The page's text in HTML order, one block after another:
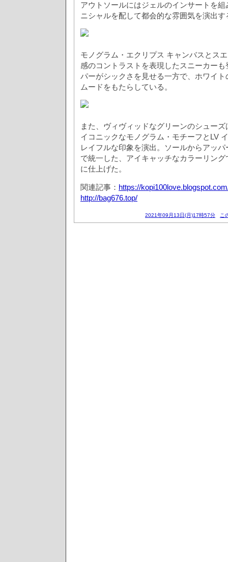
アウトソールにはジェルのインサートを
ニシャルを配して都会的な雰囲気を演出す
モノグラム・エクリプス キャンバスとス
感のコントラストを表現したスニーカー
パーがシックさを見せる一方で、ホワイ
ムードをもたらしている。
また、ヴィヴィッドなグリーンのシュー
イコニックなモノグラム・モチーフとLV
レイフルな印象を演出。ソールからアッ
で統一した、アイキャッチなカラーリン
に仕上げた。
関連記事： https://
http://bag676.top/
2021年09月13日(月)17時57分 こ